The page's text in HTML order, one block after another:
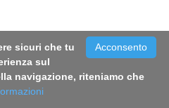
3 (Pag. 1 -
25)
Grigioni, Giuseppe
Acconsento
sicuri che tu
sul
navigazione, riteniamo che